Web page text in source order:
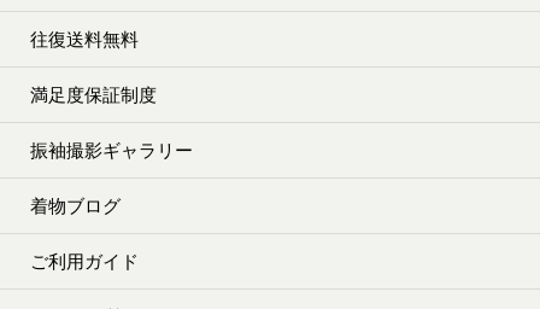
往復送料無料
満足度保証制度
振袖撮影ギャラリー
着物ブログ
ご利用ガイド